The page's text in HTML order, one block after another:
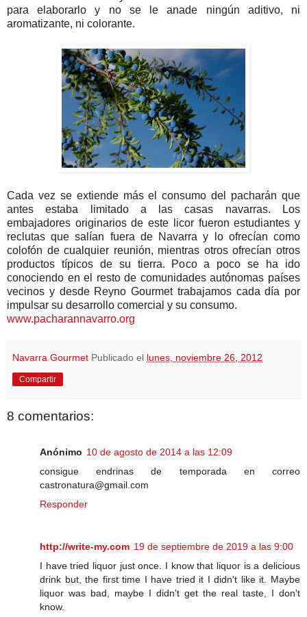
para elaborarlo y no se le anade ningún aditivo, ni
aromatizante, ni colorante.
Cada vez se extiende más el consumo del pacharán que
antes estaba limitado a las casas navarras. Los
embajadores originarios de este licor fueron estudiantes y
reclutas que salían fuera de Navarra y lo ofrecían como
colofón de cualquier reunión, mientras otros ofrecían otros
productos típicos de su tierra. Poco a poco se ha ido
conociendo en el resto de comunidades autónomas países
vecinos y desde Reyno Gourmet trabajamos cada día por
impulsar su desarrollo comercial y su consumo.
www.pacharannavarro.org
Navarra Gourmet Publicado el lunes, noviembre 26, 2012
Compartir
8 comentarios:
Anónimo 10 de agosto de 2014 a las 12:09
consigue endrinas de temporada en correo
castronatura@gmail.com
Responder
http://write-my.com 19 de septiembre de 2019 a las 9:00
I have tried liquor just once. I know that liquor is a delicious
drink but, the first time I have tried it I didn't like it. Maybe
liquor was bad, maybe I didn't get the real taste, I don't
know.